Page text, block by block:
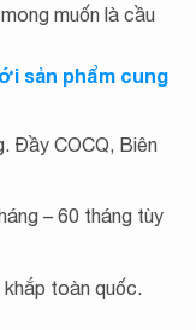
muốn là cầu
sản phẩm cung
Đầy COCQ, Biên
– 60 tháng tùy
toàn quốc.